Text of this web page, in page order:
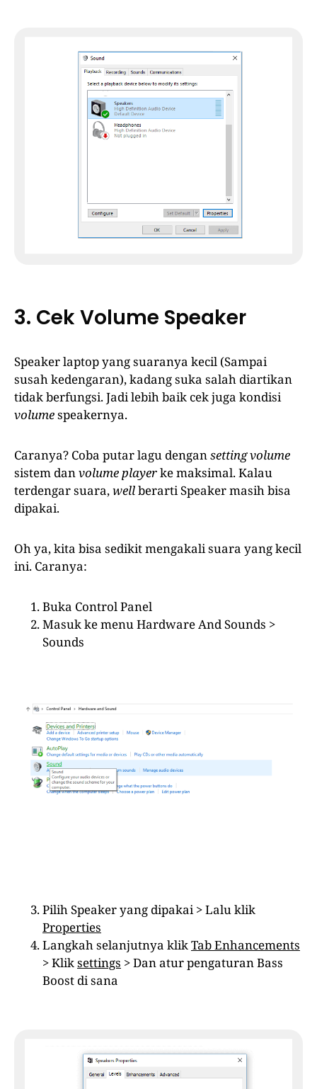
3. Cek Volume Speaker
Speaker laptop yang suaranya kecil (Sampai
susah kedengaran), kadang suka salah diartikan
tidak berfungsi. Jadi lebih baik cek juga kondisi
volumespeakernya.
Caranya? Coba putar lagu dengansetting volume
sistem danvolume playerke maksimal. Kalau
terdengar suara,wellberarti Speaker masih bisa
dipakai.
Oh ya, kita bisa sedikit mengakali suara yang kecil
ini. Caranya:
Buka Control Panel
Masuk ke menu Hardware And Sounds >
Sounds
Pilih Speaker yang dipakai > Lalu klik
Properties
Langkah selanjutnya klikTab Enhancements
> Kliksettings > Dan atur pengaturan Bass
Boost di sana